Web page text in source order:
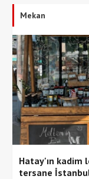
Mekan
Hatay'ın kadim
tersane